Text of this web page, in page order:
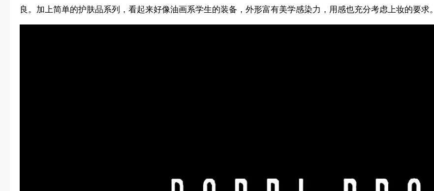
良。加上简单的护肤品系列，看起来好像油画系学生的装备，外形富有美学感染力，用感也充分考虑上妆的要求。